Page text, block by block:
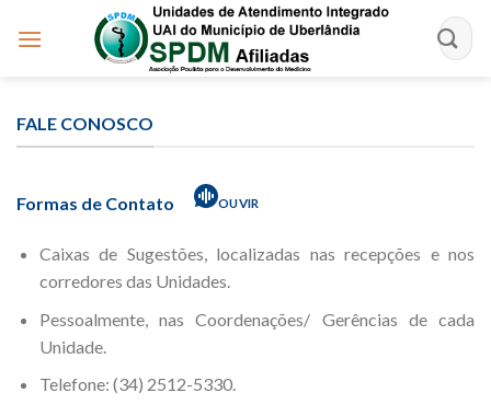
FALE CONOSCO
Formas de Contato OUVIR
Caixas de Sugestões, localizadas nas recepções e nos
corredores das Unidades.
Pessoalmente, nas Coordenações/ Gerências de cada
Unidade.
Telefone: (34) 2512-5330.